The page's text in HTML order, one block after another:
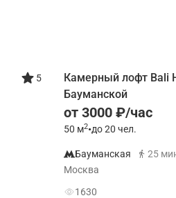
5
Камерный лофт Bali
Бауманской
от 3000 ₽/час
50 м2•до 20 чел.
Бауманская
25
Москва
1630